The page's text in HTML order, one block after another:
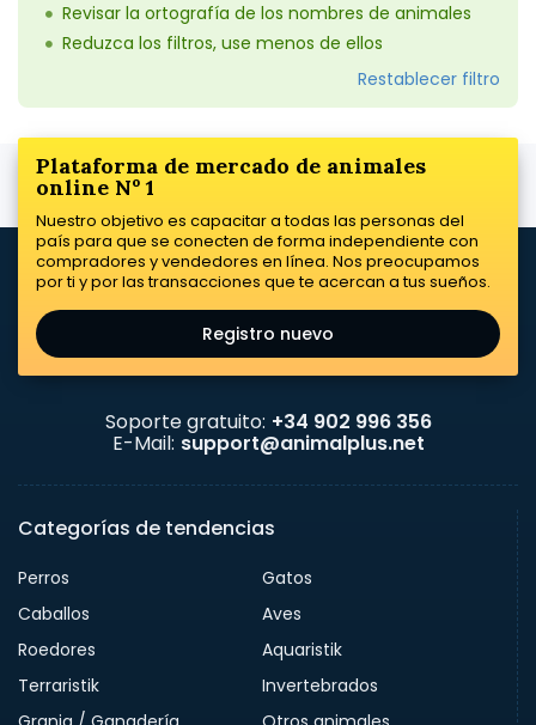
Revisar la ortografía de los nombres de animales
Reduzca los filtros, use menos de ellos
Restablecer filtro
Plataforma de mercado de animales
online Nº 1
Nuestro objetivo es capacitar a todas las personas del
país para que se conecten de forma independiente con
compradores y vendedores en línea. Nos preocupamos
por ti y por las transacciones que te acercan a tus sueños.
Registro nuevo
Soporte gratuito: +34 902 996 356
E-Mail: support@animalplus.net
Categorías de tendencias
Perros
Gatos
Caballos
Aves
Roedores
Aquaristik
Terraristik
Invertebrados